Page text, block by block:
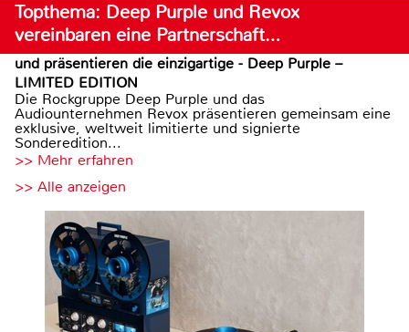
Topthema: Deep Purple und Revox
vereinbaren eine Partnerschaft…
und präsentieren die einzigartige - Deep Purple –
LIMITED EDITION
Die Rockgruppe Deep Purple und das
Audiounternehmen Revox präsentieren gemeinsam eine
exklusive, weltweit limitierte und signierte
Sonderedition...
>> Mehr erfahren
>> Alle anzeigen